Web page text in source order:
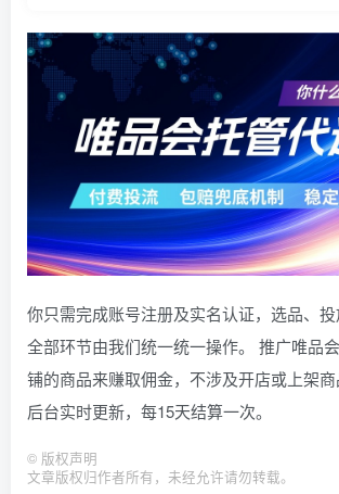
你只需完成账号注册及实名认证，选品、
全部环节由我们统一统一操作。 推广唯品
铺的商品来赚取佣金，不涉及开店或上架
后台实时更新，每15天结算一次。
© 版权声明
文章版权归作者所有，未经允许请勿转载。